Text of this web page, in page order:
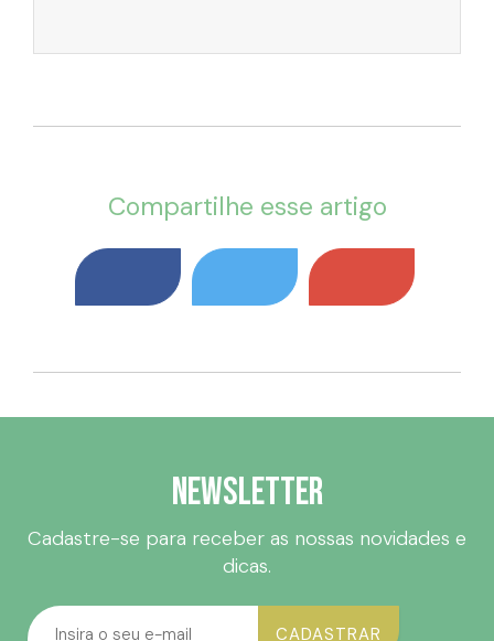
Compartilhe esse artigo
Newsletter
Cadastre-se para receber as nossas novidades e
dicas.